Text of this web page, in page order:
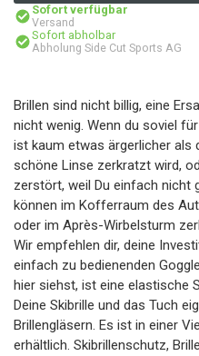
Sofort verfügbar
Versand
Sofort abholbar
Abholung Side Cut Sports AG
Brillen sind nicht billig, eine
nicht wenig. Wenn du soviel
ist kaum etwas ärgerlicher als
schöne Linse zerkratzt wird,
zerstört, weil Du einfach nicht
können im Kofferraum des
oder im Après-Wirbelsturm
Wir empfehlen dir, deine
einfach zu bedienenden
hier siehst, ist eine elastische
Deine Skibrille und das Tuch
Brillengläsern. Es ist in einer
erhältlich. Skibrillenschutz,